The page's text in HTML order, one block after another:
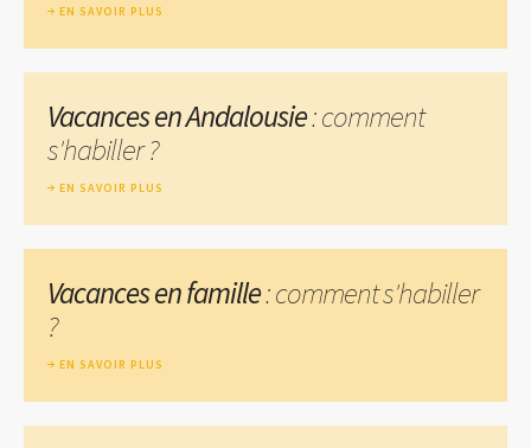
EN SAVOIR PLUS
Vacances en Andalousie: comment
s'habiller ?
EN SAVOIR PLUS
Vacances en famille: comment s'habiller
?
EN SAVOIR PLUS